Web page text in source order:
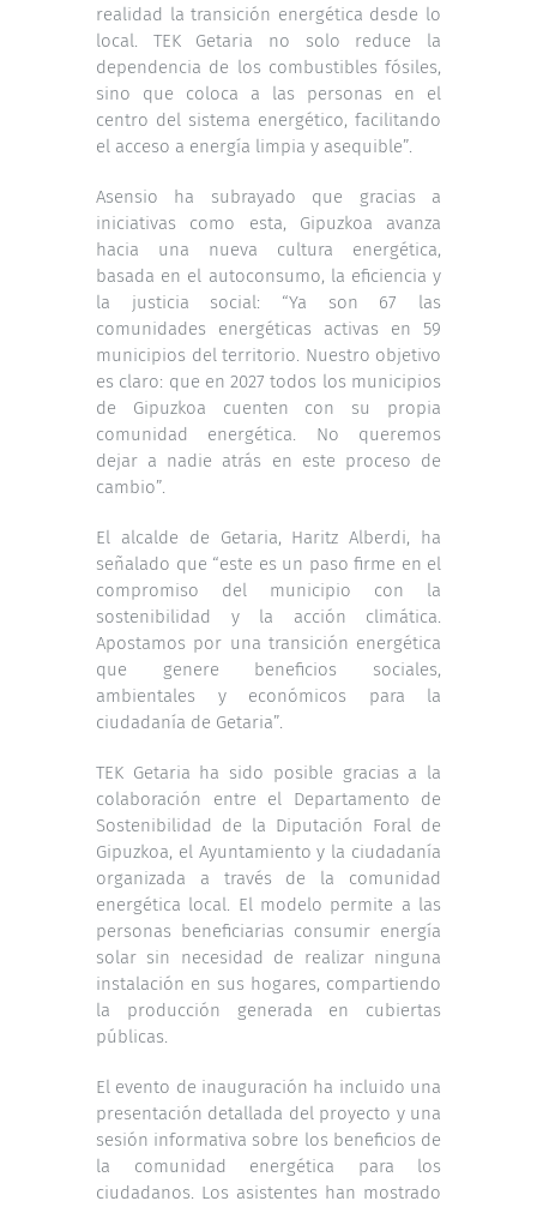
realidad la transición energética desde lo
local. TEK Getaria no solo reduce la
dependencia de los combustibles fósiles,
sino que coloca a las personas en el
centro del sistema energético, facilitando
el acceso a energía limpia y asequible”.
Asensio ha subrayado que gracias a
iniciativas como esta, Gipuzkoa avanza
hacia una nueva cultura energética,
basada en el autoconsumo, la eficiencia y
la justicia social: “Ya son 67 las
comunidades energéticas activas en 59
municipios del territorio. Nuestro objetivo
es claro: que en 2027 todos los municipios
de Gipuzkoa cuenten con su propia
comunidad energética. No queremos
dejar a nadie atrás en este proceso de
cambio”.
El alcalde de Getaria, Haritz Alberdi, ha
señalado que “este es un paso firme en el
compromiso del municipio con la
sostenibilidad y la acción climática.
Apostamos por una transición energética
que genere beneficios sociales,
ambientales y económicos para la
ciudadanía de Getaria”.
TEK Getaria ha sido posible gracias a la
colaboración entre el Departamento de
Sostenibilidad de la Diputación Foral de
Gipuzkoa, el Ayuntamiento y la ciudadanía
organizada a través de la comunidad
energética local. El modelo permite a las
personas beneficiarias consumir energía
solar sin necesidad de realizar ninguna
instalación en sus hogares, compartiendo
la producción generada en cubiertas
públicas.
El evento de inauguración ha incluido una
presentación detallada del proyecto y una
sesión informativa sobre los beneficios de
la comunidad energética para los
ciudadanos. Los asistentes han mostrado